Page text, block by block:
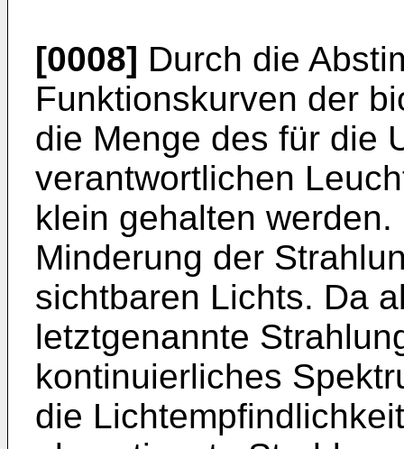
[0008] Durch die
Funktionskurven der
die Menge des für die
verantwortlichen
klein gehalten
Minderung der
sichtbaren Lichts. Da
letztgenannte
kontinuierliches
die